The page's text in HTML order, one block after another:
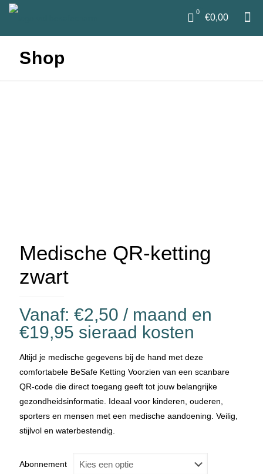
0
€0,00
Shop
Medische QR-ketting
zwart
Vanaf: €2,50 / maand en
€19,95 sieraad kosten
Altijd je medische gegevens bij de hand met deze
comfortabele BeSafe Ketting Voorzien van een scanbare
QR-code die direct toegang geeft tot jouw belangrijke
gezondheidsinformatie. Ideaal voor kinderen, ouderen,
sporters en mensen met een medische aandoening. Veilig,
stijlvol en waterbestendig.
Abonnement